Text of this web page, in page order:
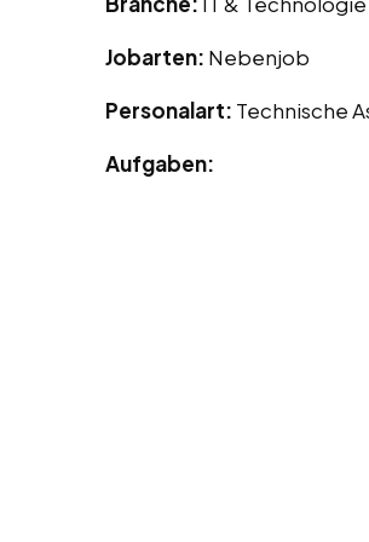
Jobarten: Nebenjob
Personalart: Technische
Aufgaben: